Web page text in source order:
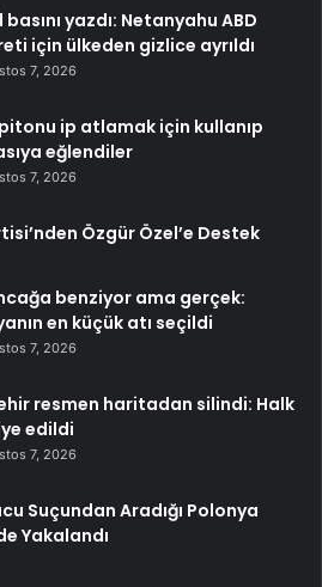
basını yazdı: Netanyahu ABD
için ülkeden gizlice ayrıldı
7, 2026
ip atlamak için kullanıp
eğlendiler
7, 2026
Özgür Özel’e Destek
benziyor ama gerçek:
en küçük atı seçildi
7, 2026
resmen haritadan silindi: Halk
edildi
7, 2026
Suçundan Aradığı Polonya
Yakalandı